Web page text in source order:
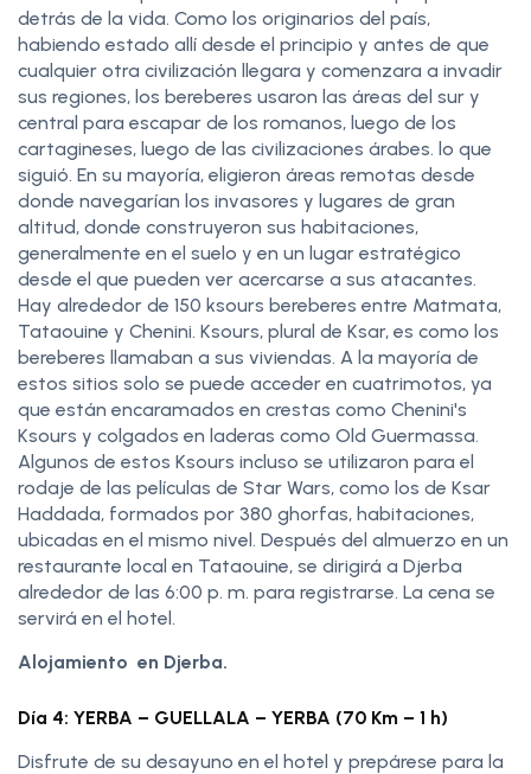
detrás de la vida. Como los originarios del país,
habiendo estado allí desde el principio y antes de que
cualquier otra civilización llegara y comenzara a invadir
sus regiones, los bereberes usaron las áreas del sur y
central para escapar de los romanos, luego de los
cartagineses, luego de las civilizaciones árabes. lo que
siguió. En su mayoría, eligieron áreas remotas desde
donde navegarían los invasores y lugares de gran
altitud, donde construyeron sus habitaciones,
generalmente en el suelo y en un lugar estratégico
desde el que pueden ver acercarse a sus atacantes.
Hay alrededor de 150 ksours bereberes entre Matmata,
Tataouine y Chenini. Ksours, plural de Ksar, es como los
bereberes llamaban a sus viviendas. A la mayoría de
estos sitios solo se puede acceder en cuatrimotos, ya
que están encaramados en crestas como Chenini's
Ksours y colgados en laderas como Old Guermassa.
Algunos de estos Ksours incluso se utilizaron para el
rodaje de las películas de Star Wars, como los de Ksar
Haddada, formados por 380 ghorfas, habitaciones,
ubicadas en el mismo nivel. Después del almuerzo en un
restaurante local en Tataouine, se dirigirá a Djerba
alrededor de las 6:00 p. m. para registrarse. La cena se
servirá en el hotel.
Alojamiento en Djerba.
Día 4: YERBA – GUELLALA – YERBA (70 Km – 1 h)
Disfrute de su desayuno en el hotel y prepárese para la